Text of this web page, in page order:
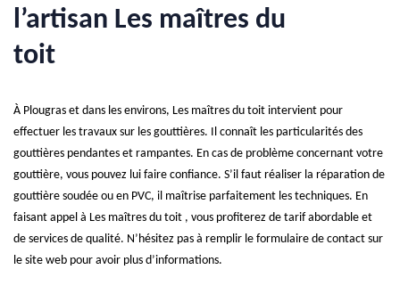
l’artisan Les maîtres du
toit
À Plougras et dans les environs, Les maîtres du toit intervient pour
effectuer les travaux sur les gouttières. Il connaît les particularités des
gouttières pendantes et rampantes. En cas de problème concernant votre
gouttière, vous pouvez lui faire confiance. S’il faut réaliser la réparation de
gouttière soudée ou en PVC, il maîtrise parfaitement les techniques. En
faisant appel à Les maîtres du toit , vous profiterez de tarif abordable et
de services de qualité. N’hésitez pas à remplir le formulaire de contact sur
le site web pour avoir plus d’informations.